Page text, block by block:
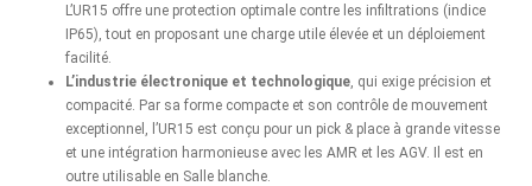
L’UR15 offre une protection optimale contre les infiltrations (indice
IP65), tout en proposant une charge utile élevée et un déploiement
facilité.
L’industrie électronique et technologique , qui exige précision et
compacité. Par sa forme compacte et son contrôle de mouvement
exceptionnel, l’UR15 est conçu pour un pick & place à grande vitesse
et une intégration harmonieuse avec les AMR et les AGV. Il est en
outre utilisable en Salle blanche.